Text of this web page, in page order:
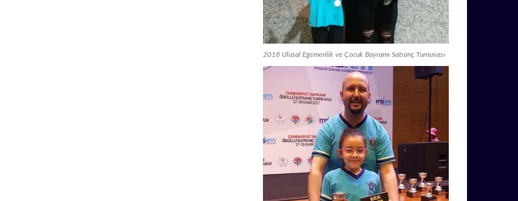
2018 Ulusal Egemenlik ve Çocuk Bayramı Satranç Turnuvası